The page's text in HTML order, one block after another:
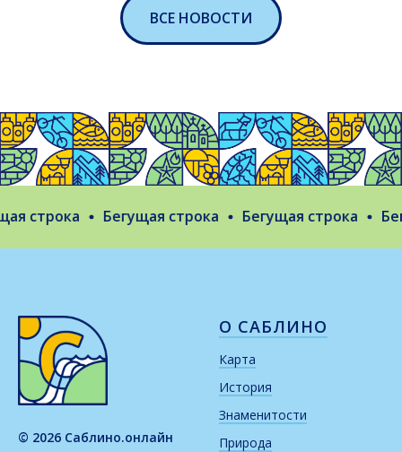
ВСЕ НОВОСТИ
строка Бегущая строка Бегущая строка
© 2026 Саблино.онлайн
О САБЛИНО
Карта
История
Знаменитости
Природа